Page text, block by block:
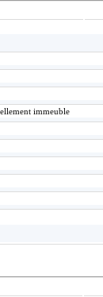
immeuble